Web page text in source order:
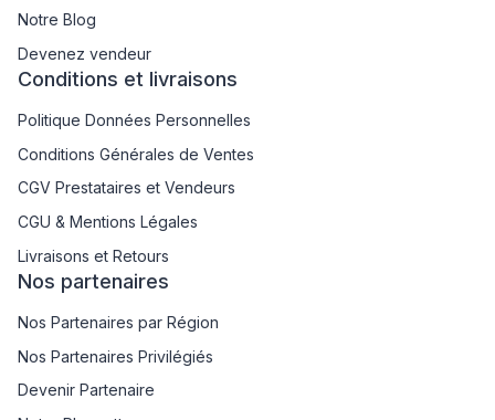
Notre Blog
Devenez vendeur
Conditions et livraisons
Politique Données Personnelles
Conditions Générales de Ventes
CGV Prestataires et Vendeurs
CGU & Mentions Légales
Livraisons et Retours
Nos partenaires
Nos Partenaires par Région
Nos Partenaires Privilégiés
Devenir Partenaire